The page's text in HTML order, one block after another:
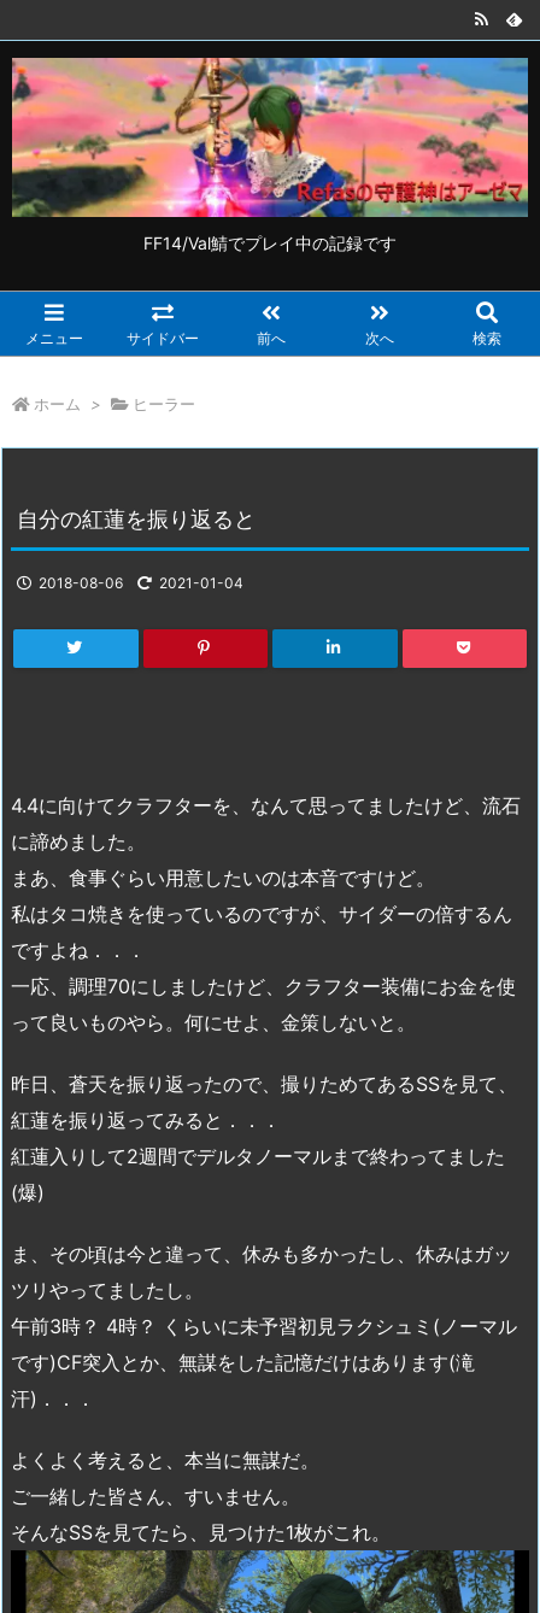
FF14/Val鯖でプレイ中の記録です
メニュー サイドバー 前へ 次へ 検索
ホーム > ヒーラー
自分の紅蓮を振り返ると
2018-08-06 2021-01-04
4.4に向けてクラフターを、なんて思ってましたけど、流石
に諦めました。
まあ、食事ぐらい用意したいのは本音ですけど。
私はタコ焼きを使っているのですが、サイダーの倍するん
ですよね．．．
一応、調理70にしましたけど、クラフター装備にお金を使
って良いものやら。何にせよ、金策しないと。
昨日、蒼天を振り返ったので、撮りためてあるSSを見て、
紅蓮を振り返ってみると．．．
紅蓮入りして2週間でデルタノーマルまで終わってました
(爆)
ま、その頃は今と違って、休みも多かったし、休みはガッ
ツリやってましたし。
午前3時？ 4時？ くらいに未予習初見ラクシュミ(ノーマル
です)CF突入とか、無謀をした記憶だけはあります(滝
汗)．．．
よくよく考えると、本当に無謀だ。
ご一緒した皆さん、すいません。
そんなSSを見てたら、見つけた1枚がこれ。